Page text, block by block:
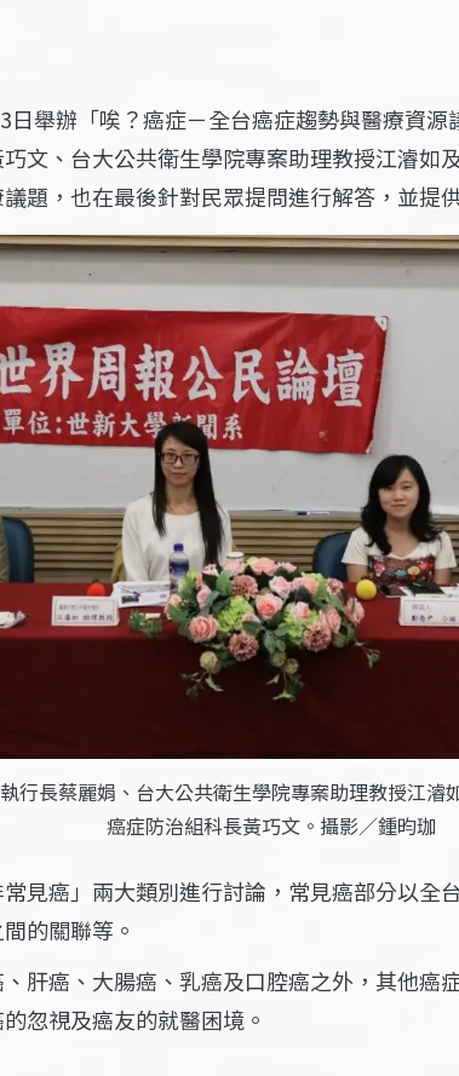
舉辦「唉？癌症－全台癌症趨勢與醫療資
文、台大公共衛生學院專案助理教授江濬如
題，也在最後針對民眾提問進行解答，並提
行長蔡麗娟、台大公共衛生學院專案助理教授江濬
癌症防治組科長黃巧文。攝影／鍾昀珈
見癌」兩大類別進行討論，常見癌部分以全
的關聯等。
肝癌、大腸癌、乳癌及口腔癌之外，其他癌
忽視及癌友的就醫困境。